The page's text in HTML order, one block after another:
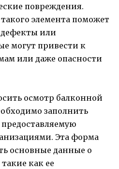
повреждения.
элемента поможет
или
могут привести к
или даже опасности
осмотр балконной
заполнить
Эта форма
основные данные о
как ее